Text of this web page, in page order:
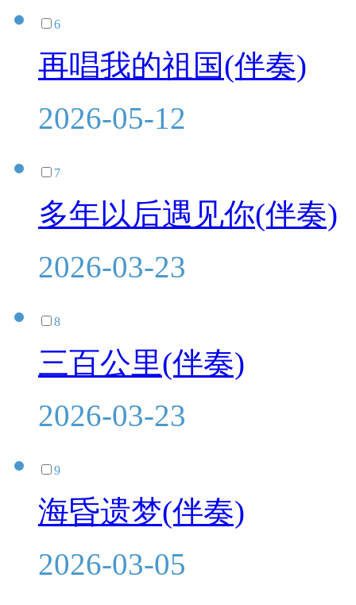
6
再唱我的祖国(伴奏)
2026-05-12
7
多年以后遇见你(伴奏)
2026-03-23
8
三百公里(伴奏)
2026-03-23
9
海昏遗梦(伴奏)
2026-03-05